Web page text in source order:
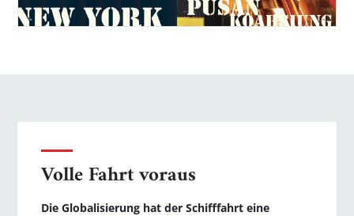
Volle Fahrt voraus
Die Globalisierung hat der Schifffahrt eine